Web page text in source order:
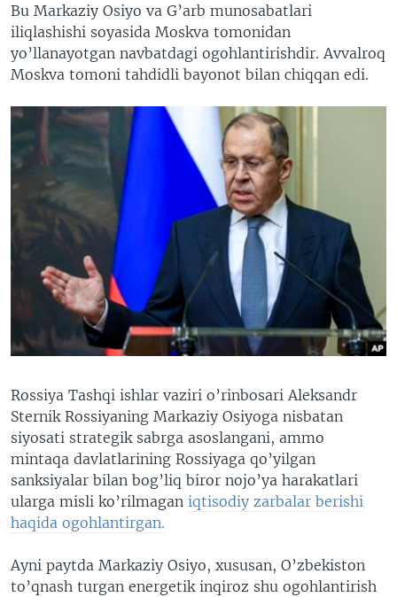
Bu Markaziy Osiyo va G’arb munosabatlari
iliqlashishi soyasida Moskva tomonidan
yo’llanayotgan navbatdagi ogohlantirishdir. Avvalroq
Moskva tomoni tahdidli bayonot bilan chiqqan edi.
Rossiya Tashqi ishlar vaziri o’rinbosari Aleksandr
Sternik Rossiyaning Markaziy Osiyoga nisbatan
siyosati strategik sabrga asoslangani, ammo
mintaqa davlatlarining Rossiyaga qo’yilgan
sanksiyalar bilan bog’liq biror nojo’ya harakatlari
ularga misli ko’rilmagan iqtisodiy zarbalar berishi
haqida ogohlantirgan.
Ayni paytda Markaziy Osiyo, xususan, O’zbekiston
to’qnash turgan energetik inqiroz shu ogohlantirish